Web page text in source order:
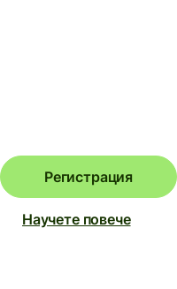
Регистрация
Научете повече